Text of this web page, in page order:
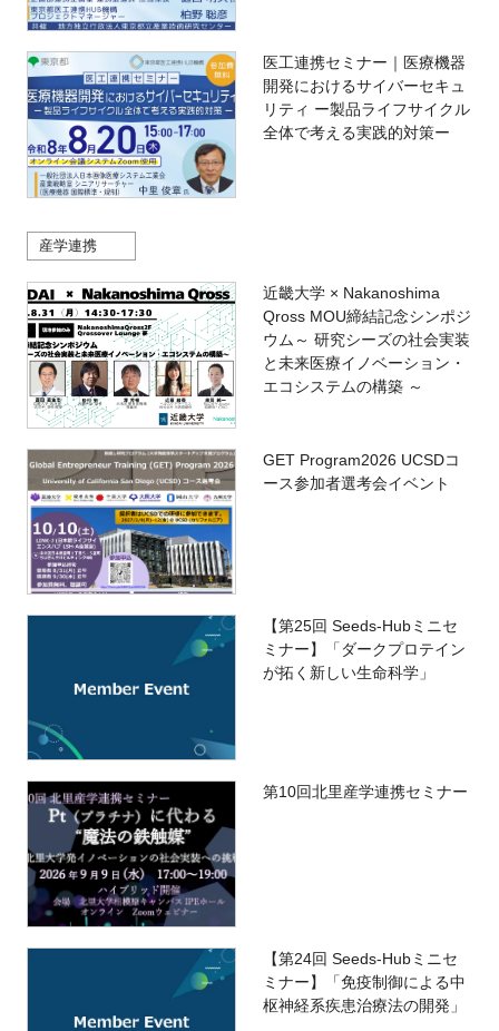
医工連携セミナー｜医療機器
開発におけるサイバーセキュ
リティ ー製品ライフサイクル
全体で考える実践的対策ー
産学連携
近畿大学 × Nakanoshima
Qross MOU締結記念シンポジ
ウム～ 研究シーズの社会実装
と未来医療イノベーション・
エコシステムの構築 ～
GET Program2026 UCSDコ
ース参加者選考会イベント
【第25回 Seeds-Hubミニセ
ミナー】「ダークプロテイン
が拓く新しい生命科学」
第10回北里産学連携セミナー
【第24回 Seeds-Hubミニセ
ミナー】「免疫制御による中
枢神経系疾患治療法の開発」